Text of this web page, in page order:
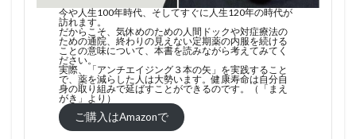
今や人生100年時代、そしてすぐに人生120年の時代が
訪れます。
だからこそ、気休めのための人間ドックや対症療法の
ための通院、終わりの見えない定期薬の内服を続ける
ことの意味について、本書を読みながら考えてみてく
ださい。
実際、「アンチエイジング３本の矢」を実践すること
で、薬を減らした人は大勢います。健康寿命は自分自
身の取り組みで延ばすことができるのです。（「まえ
がき」より）
ご購入はAmazonで